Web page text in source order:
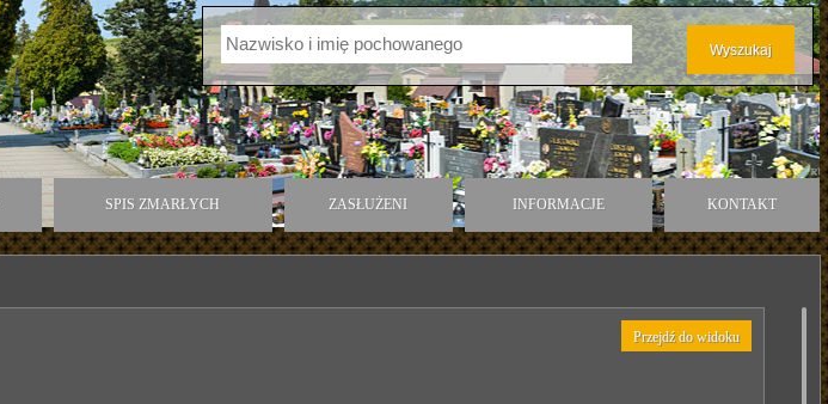
SPIS ZMARŁYCH ZASŁUŻENI INFORMACJE KONTAKT
Przejdź do widoku